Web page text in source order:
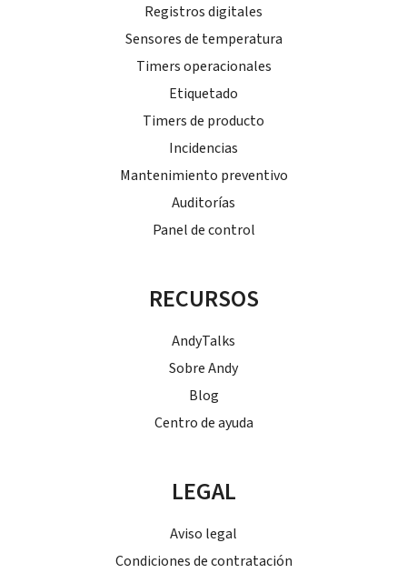
Registros digitales
Sensores de temperatura
Timers operacionales
Etiquetado
Timers de producto
Incidencias
Mantenimiento preventivo
Auditorías
Panel de control
RECURSOS
AndyTalks
Sobre Andy
Blog
Centro de ayuda
LEGAL
Aviso legal
Condiciones de contratación